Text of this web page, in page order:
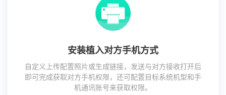
安装植入对方手机方式
自定义上传配置照片或生成链接，发送与对方接收打开后
即可完成获取对方手机权限，还可配置目标系统机型和手
机通讯账号来获取权限。